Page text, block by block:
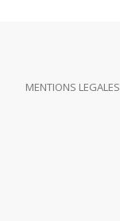
MENTIONS LEGALES